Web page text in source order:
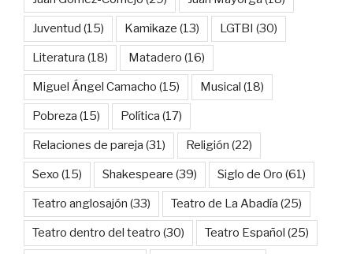
Juventud (15) Kamikaze (13) LGTBI (30)
Literatura (18) Matadero (16)
Miguel Ángel Camacho (15) Musical (18)
Pobreza (15) Política (17)
Relaciones de pareja (31) Religión (22)
Sexo (15) Shakespeare (39) Siglo de Oro (61)
Teatro anglosajón (33) Teatro de La Abadía (25)
Teatro dentro del teatro (30) Teatro Español (25)